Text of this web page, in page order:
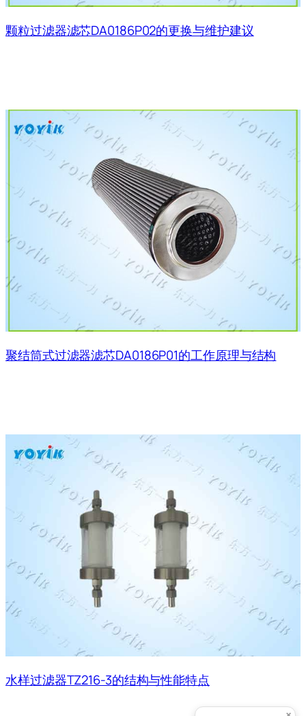
颗粒过滤器滤芯DA0186P02的更换与维护建议
聚结筒式过滤器滤芯DA0186P01的工作原理与结构
水样过滤器TZ216-3的结构与性能特点